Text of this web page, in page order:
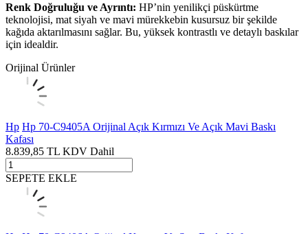
Renk Doğruluğu ve Ayrıntı: HP’nin yenilikçi püskürtme
teknolojisi, mat siyah ve mavi mürekkebin kusursuz bir şekilde
kağıda aktarılmasını sağlar. Bu, yüksek kontrastlı ve detaylı baskılar
için idealdir.
Orijinal Ürünler
Hp Hp 70-C9405A Orijinal Açık Kırmızı Ve Açık Mavi Baskı
Kafası
8.839,85 TL KDV Dahil
SEPETE EKLE